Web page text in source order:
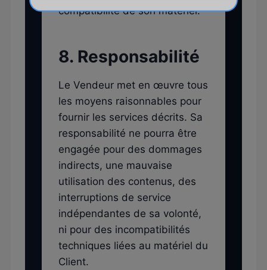
compatibilité de son matériel.
8. Responsabilité
Le Vendeur met en œuvre tous
les moyens raisonnables pour
fournir les services décrits. Sa
responsabilité ne pourra être
engagée pour des dommages
indirects, une mauvaise
utilisation des contenus, des
interruptions de service
indépendantes de sa volonté,
ni pour des incompatibilités
techniques liées au matériel du
Client.